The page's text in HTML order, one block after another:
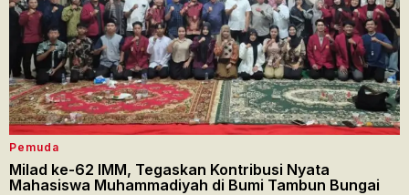
Pemuda
Milad ke-62 IMM, Tegaskan Kontribusi Nyata
Mahasiswa Muhammadiyah di Bumi Tambun Bungai